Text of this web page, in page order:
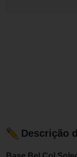
Descrição